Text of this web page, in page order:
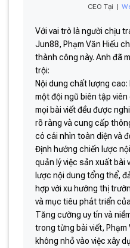
CEO Tại |
Với vai trò là người chịu
Jun88, Phạm Văn Hiếu
thành công này. Anh đã
trội:
Nội dung chất lượng cao:
một đội ngũ biên tập
mọi bài viết đều được
rõ ràng và cung cấp
có cái nhìn toàn diện và
Định hướng chiến lược
quản lý việc sản xuất bài
lược nội dung tổng thể,
hợp với xu hướng thị
và mục tiêu phát triển
Tăng cường uy tín và
trong từng bài viết, Phạm
không nhỏ vào việc xây